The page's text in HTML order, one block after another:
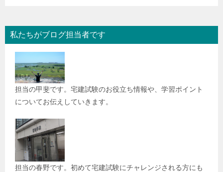
私たちがブログ担当者です
担当の甲斐です。宅建試験のお役立ち情報や、学習ポイント
についてお伝えしていきます。
担当の春野です。初めて宅建試験にチャレンジされる方にも